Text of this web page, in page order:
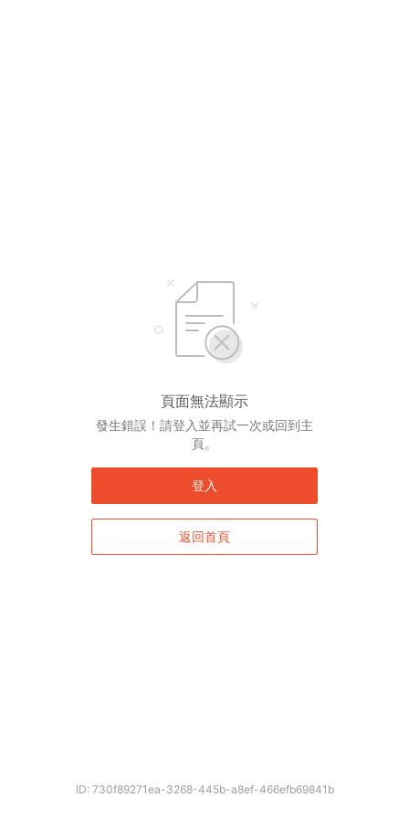
頁面無法顯示
發生錯誤！請登入並再試一次或回到主
頁。
登入
返回首頁
ID: 730f89271ea-3268-445b-a8ef-466efb69841b